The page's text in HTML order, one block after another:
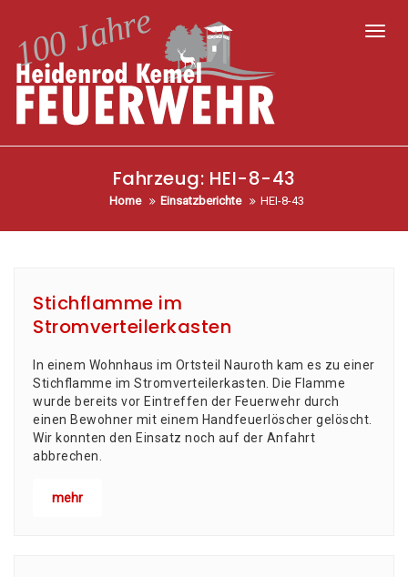
Fahrzeug: HEI-8-43
Home Einsatzberichte HEI-8-43
Stichflamme im
Stromverteilerkasten
In einem Wohn­haus im Orts­teil Nau­roth kam es zu einer
Stich­flam­me im Strom­ver­tei­ler­kas­ten. Die Flam­me
wur­de bereits vor Ein­tref­fen der Feu­er­wehr durch
einen Bewoh­ner mit einem Hand­feu­er­lö­scher gelöscht.
Wir konn­ten den Ein­satz noch auf der Anfahrt
abbrechen.
mehr